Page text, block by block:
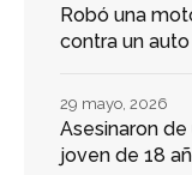
Robó una
contra un auto
Asesinaron
joven de 18
29 mayo, 2026